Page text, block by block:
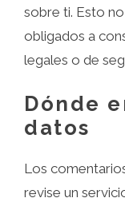
sobre ti. Esto
obligados a
legales o de
Dónde
datos
Los
revise un